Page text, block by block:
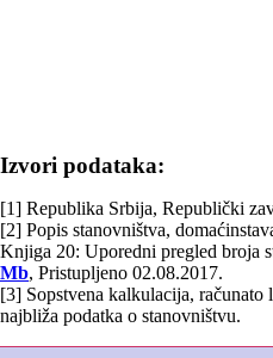
Izvori podataka:
[1] Republika Srbija, Republički
[2] Popis stanovništva,
Knjiga 20: Uporedni pregled broja
Mb, Pristupljeno 02.08.2017.
[3] Sopstvena kalkulacija,
najbliža podatka o stanovništvu.